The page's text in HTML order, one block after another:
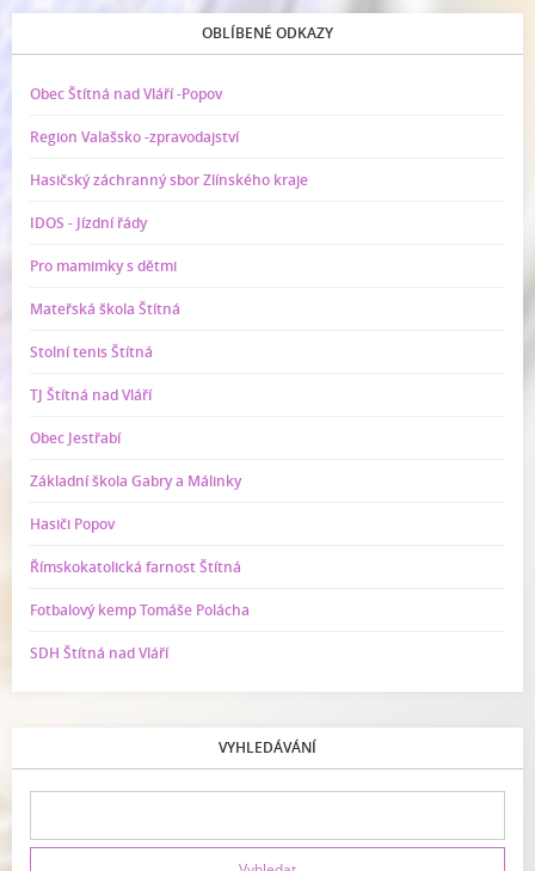
OBLÍBENÉ ODKAZY
Obec Štítná nad Vláří -Popov
Region Valašsko -zpravodajství
Hasičský záchranný sbor Zlínského kraje
IDOS - Jízdní řády
Pro mamimky s dětmi
Mateřská škola Štítná
Stolní tenis Štítná
TJ Štítná nad Vláří
Obec Jestřabí
Základní škola Gabry a Málinky
Hasiči Popov
Římskokatolická farnost Štítná
Fotbalový kemp Tomáše Polácha
SDH Štítná nad Vláří
VYHLEDÁVÁNÍ